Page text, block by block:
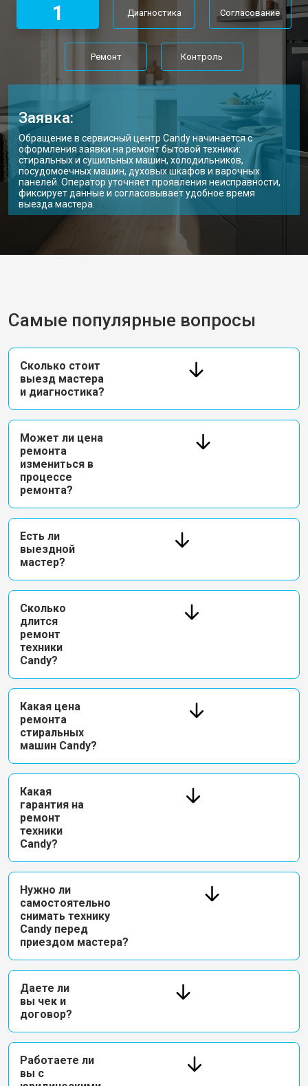
1 Диагностика Согласование
Ремонт Контроль
Заявка:
Обращение в сервисный центр Candy начинается с
оформления заявки на ремонт бытовой техники:
стиральных и сушильных машин, холодильников,
посудомоечных машин, духовых шкафов и варочных
панелей. Оператор уточняет проявления неисправности,
фиксирует данные и согласовывает удобное время
выезда мастера.
Самые популярные вопросы
Сколько стоит
выезд мастера
и диагностика?
Может ли цена
ремонта
измениться в
процессе
ремонта?
Есть ли
выездной
мастер?
Сколько
длится
ремонт
техники
Candy?
Какая цена
ремонта
стиральных
машин Candy?
Какая
гарантия на
ремонт
техники
Candy?
Нужно ли
самостоятельно
снимать технику
Candy перед
приездом мастера?
Даете ли
вы чек и
договор?
Работаете ли
вы с